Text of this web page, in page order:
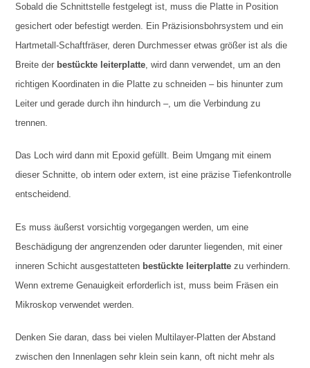
Sobald die Schnittstelle festgelegt ist, muss die Platte in Position
gesichert oder befestigt werden. Ein Präzisionsbohrsystem und ein
Hartmetall-Schaftfräser, deren Durchmesser etwas größer ist als die
Breite der bestückte leiterplatte, wird dann verwendet, um an den
richtigen Koordinaten in die Platte zu schneiden – bis hinunter zum
Leiter und gerade durch ihn hindurch –, um die Verbindung zu
trennen.
Das Loch wird dann mit Epoxid gefüllt. Beim Umgang mit einem
dieser Schnitte, ob intern oder extern, ist eine präzise Tiefenkontrolle
entscheidend.
Es muss äußerst vorsichtig vorgegangen werden, um eine
Beschädigung der angrenzenden oder darunter liegenden, mit einer
inneren Schicht ausgestatteten bestückte leiterplattezu verhindern.
Wenn extreme Genauigkeit erforderlich ist, muss beim Fräsen ein
Mikroskop verwendet werden.
Denken Sie daran, dass bei vielen Multilayer-Platten der Abstand
zwischen den Innenlagen sehr klein sein kann, oft nicht mehr als